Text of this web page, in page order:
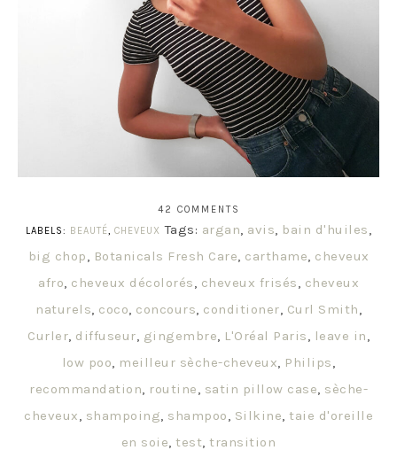
42 COMMENTS
LABELS:
BEAUTÉ, CHEVEUX Tags: argan, avis, bain d'huiles,
big chop, Botanicals Fresh Care, carthame, cheveux
afro, cheveux décolorés, cheveux frisés, cheveux
naturels, coco, concours, conditioner, Curl Smith,
Curler, diffuseur, gingembre, L'Oréal Paris, leave in,
low poo, meilleur sèche-cheveux, Philips,
recommandation, routine, satin pillow case, sèche-
cheveux, shampoing, shampoo, Silkine, taie d'oreille
en soie,test,transition